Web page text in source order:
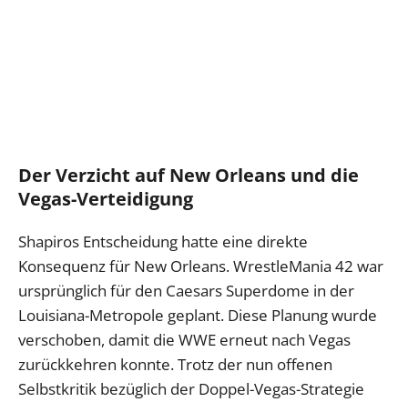
Der Verzicht auf New Orleans und die
Vegas-Verteidigung
Shapiros Entscheidung hatte eine direkte
Konsequenz für New Orleans. WrestleMania 42 war
ursprünglich für den Caesars Superdome in der
Louisiana-Metropole geplant. Diese Planung wurde
verschoben, damit die WWE erneut nach Vegas
zurückkehren konnte. Trotz der nun offenen
Selbstkritik bezüglich der Doppel-Vegas-Strategie